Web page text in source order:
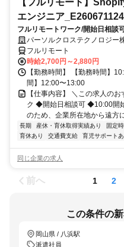
【フルリモート】
エンジニア_E260671124
フルリモートワーク/開始日相談
パーソルクロステクノロジー
フルリモート
時給2,700円～2,880円
【勤務時間】 【勤務時間】
間】12:00〜13:00
【仕事内容】 ＼この求人の
ク ◆開始日相談可 ◆10:00開
のため、企業所在地から遠方
長期 産休・育休取得実績あり 固定
育休あり
交通費支給 育児サポートあ
同じ企業の求人
前へ 1 2
この条件の
岡山県 / 八浜駅
派遣社員